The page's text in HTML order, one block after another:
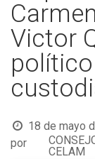
Victor
18 de mayo
por
CELAM